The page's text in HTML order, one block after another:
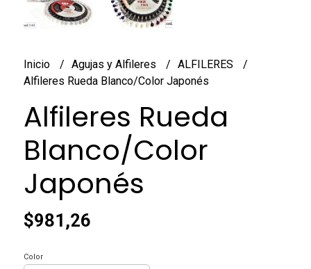
Inicio Agujas y Alfileres
ALFILERES
Alfileres Rueda Blanco/Color Japonés
Alfileres Rueda
Blanco/Color
Japonés
$981,26
Color